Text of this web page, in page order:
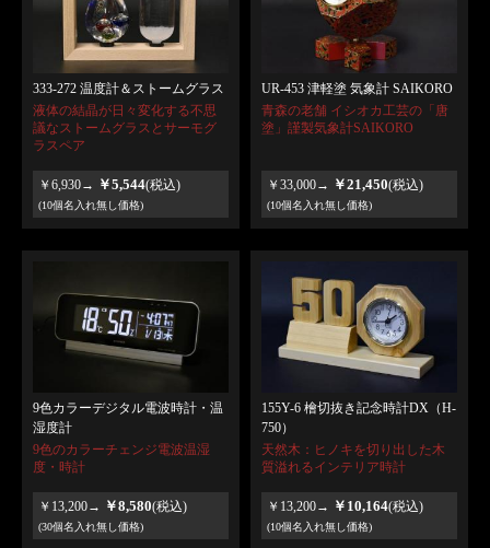
333-272 温度計＆ストームグラス
液体の結晶が日々変化する不思
議なストームグラスとサーモグ
ラスペア
￥6,930→ ￥5,544(税込)
(10個名入れ無し価格)
UR-453 津軽塗 気象計 SAIKORO
青森の老舗 イシオカ工芸の「唐
塗」謹製気象計SAIKORO
￥33,000→ ￥21,450(税込)
(10個名入れ無し価格)
9色カラーデジタル電波時計・温
湿度計
9色のカラーチェンジ電波温湿
度・時計
￥13,200→ ￥8,580(税込)
(30個名入れ無し価格)
155Y-6 檜切抜き記念時計DX（H-
750）
天然木：ヒノキを切り出した木
質溢れるインテリア時計
￥13,200→ ￥10,164(税込)
(10個名入れ無し価格)